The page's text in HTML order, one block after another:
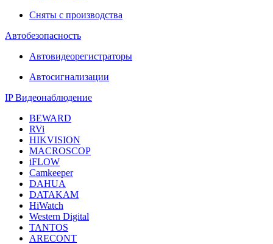
Сняты с производства
Автобезопасность
Автовидеорегистраторы
Автосигнализации
IP Видеонаблюдение
BEWARD
RVi
HIKVISION
MACROSCOP
iFLOW
Camkeeper
DAHUA
DATAKAM
HiWatch
Western Digital
TANTOS
ARECONT